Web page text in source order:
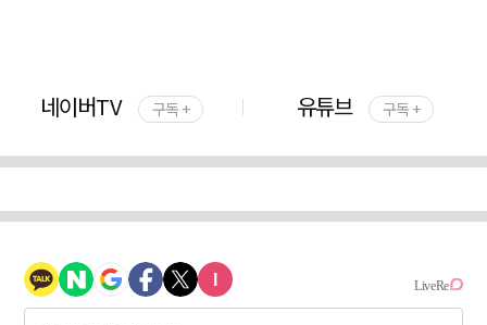
네이버TV 구독 + 유튜브 구독 +